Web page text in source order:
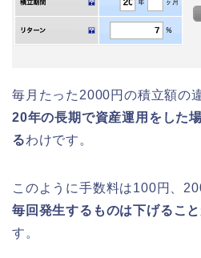
毎月たった2000円の積立額の
20年の長期で資産運用をした
るわけです。
このように手数料は100円、
毎回発生するものは下げるこ
す。